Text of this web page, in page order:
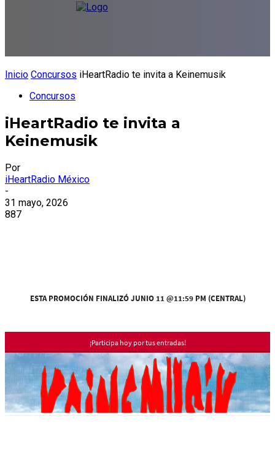
Inicio Concursos iHeartRadio te invita a Keinemusik
Concursos
iHeartRadio te invita a
Keinemusik
Por
iHeartRadio México
-
31 mayo, 2026
887